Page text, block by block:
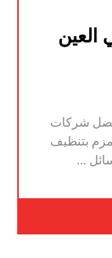
شركات
بتنظيف
...